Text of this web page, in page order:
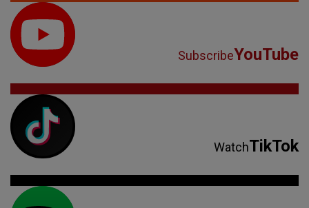
SubscribeYouTube
WatchTikTok